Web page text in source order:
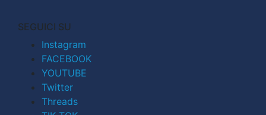
SEGUICI SU
Instagram
FACEBOOK
YOUTUBE
Twitter
Threads